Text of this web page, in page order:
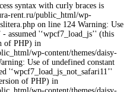
syntax with curly braces is
rent.ru/public_html/wp-
on line 124 Warning: Use
assumed '‘wpcf7_load_js’' (this
of PHP) in
wp-content/themes/daisy-
Use of undefined constant
'‘wpcf7_load_js_not_safari11’'
of PHP) in